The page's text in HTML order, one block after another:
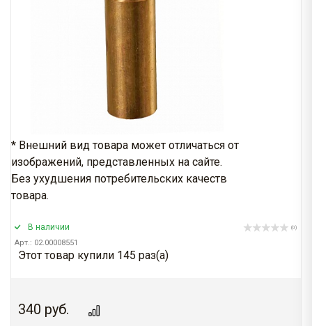
* Внешний вид товара может отличаться от
изображений, представленных на сайте.
Без ухудшения потребительских качеств
товара.
В наличии
Арт.: 02.00008551
(0)
Этот товар купили 145 раз(a)
340 руб.